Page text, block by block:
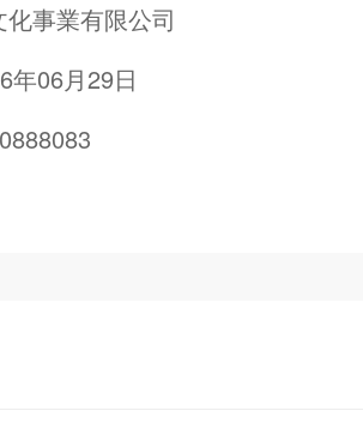
化事業有限公司
年06月29日